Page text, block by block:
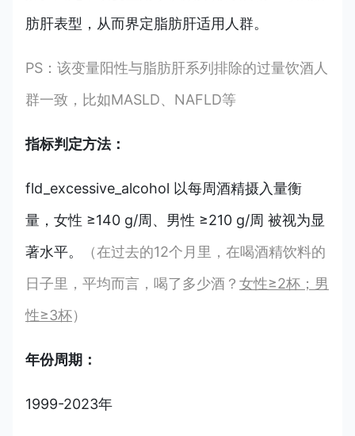
肪肝表型，从而界定脂肪肝适用人群。
PS：该变量阳性与脂肪肝系列排除的过量饮酒人
群一致，比如MASLD、NAFLD等
指标判定方法：
fld_excessive_alcohol 以每周酒精摄入量衡
量，女性 ≥140 g/周、男性 ≥210 g/周 被视为显
著水平。
（在过去的12个月里，在喝酒精饮料的
日子里，平均而言，喝了多少酒？ 女性≥2杯；男
性≥3杯）
年份周期：
1999-2023年